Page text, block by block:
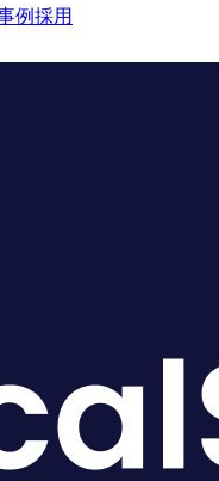
例採用